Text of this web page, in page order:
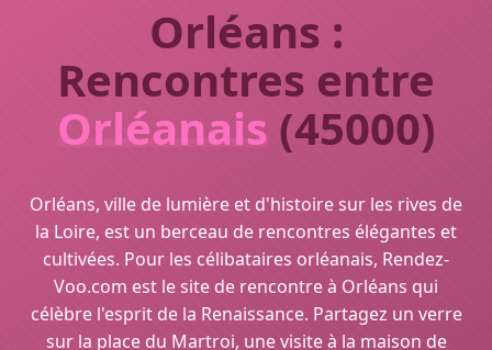
Orléans :
Rencontres entre
Orléanais (45000)
Orléans, ville de lumière et d'histoire sur les rives de
la Loire, est un berceau de rencontres élégantes et
cultivées. Pour les célibataires orléanais, Rendez-
Voo.com est le site de rencontre à Orléans qui
célèbre l'esprit de la Renaissance. Partagez un verre
sur la place du Martroi, une visite à la maison de